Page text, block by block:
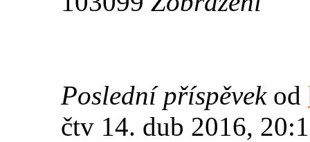
Poslední příspěvek od
čtv 14. dub 2016,